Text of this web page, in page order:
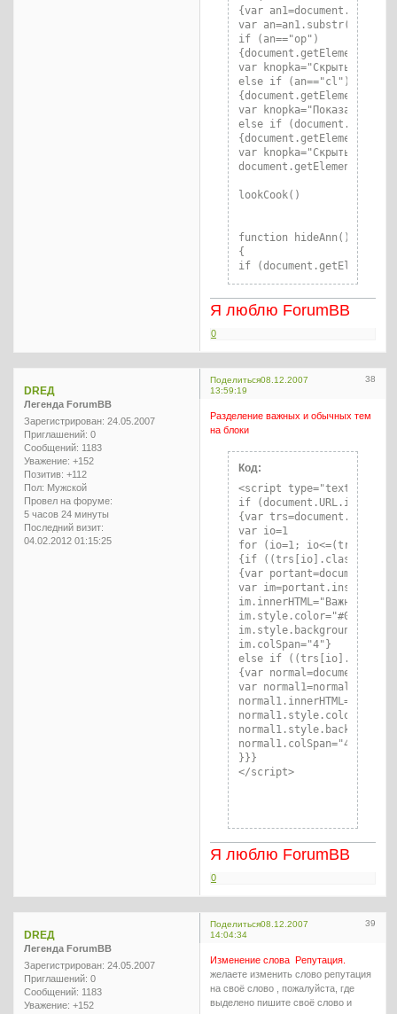
{for (s in arr6)
{if
{
arr[x].innerHTML="<font
</script>
{var
var
if (an=="op")
var knopka="Скрыть
else if (an=="cl")
var knopka="Показать
else if
var knopka="Скрыть
lookCook()
function hideAnn()
{
if
else
}
function wCook()
var ann="announce=id"
if
{ann+="op"}
else
var d=new Date()
d.setDate(d.getDate()+1)
document.cookie=ann}
</script>
Я люблю ForumBB
0
Поделиться 38
08.12.2007
13:59:19
DREД
Легенда ForumBB
Зарегистрирован: 24.05.2007
Приглашений: 0
Сообщений: 1183
Уважение: +152
Позитив: +112
Пол: Мужской
Провел на форуме:
5 часов 24 минуты
Последний визит:
04.02.2012 01:15:25
Разделение важных и обычных тем
на блоки
Код:
<script type="text/
if
{var
var io=1
for (io=1;
{if
{var
var
im.innerHTML="Важные
im.style.color="#0000FF"
im.colSpan="4"}
else if
{var
var
normal1.innerHTML="Темы
normal1.colSpan="4"
}}}
</script>
Я люблю ForumBB
0
Поделиться 39
08.12.2007
14:04:34
DREД
Легенда ForumBB
Зарегистрирован: 24.05.2007
Приглашений: 0
Сообщений: 1183
Уважение: +152
Изменение слова Репутация.
желаете изменить слово репутация
на своё слово , пожалуйста, где
выделено пишите своё слово и